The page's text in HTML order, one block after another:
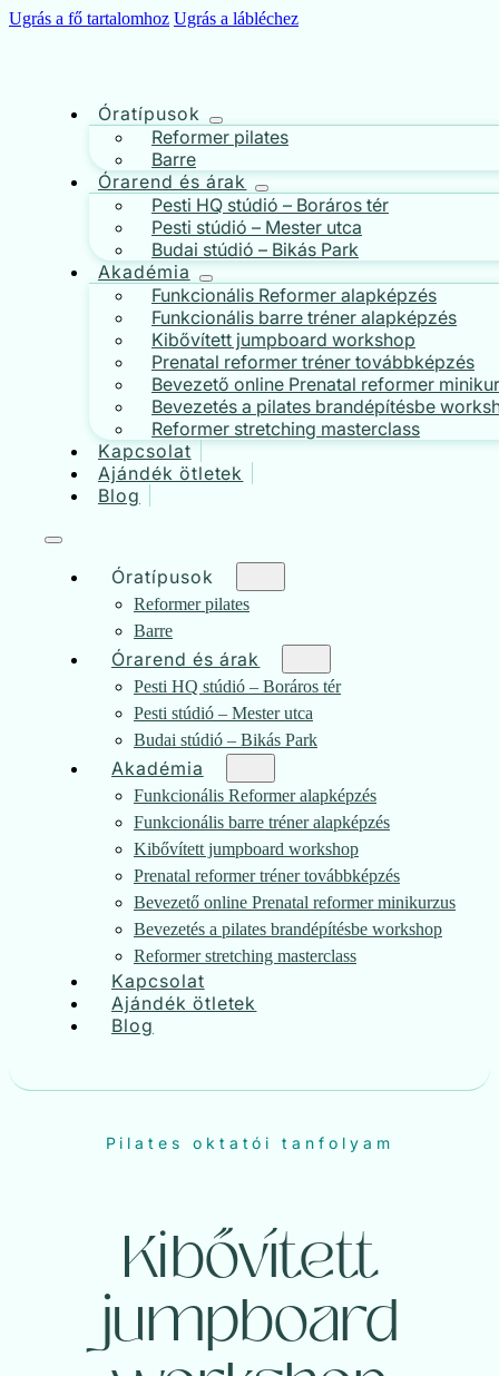
Ugrás a fő tartalomhoz Ugrás a lábléchez
Óratípusok
Reformer pilates
Barre
Órarend és árak
Pesti HQ stúdió – Boráros tér
Pesti stúdió – Mester utca
Budai stúdió – Bikás Park
Akadémia
Funkcionális Reformer alapképzés
Funkcionális barre tréner alapképzés
Kibővített jumpboard workshop
Prenatal reformer tréner továbbképzés
Bevezető online Prenatal reformer
Bevezetés a pilates brandépítésbe
Reformer stretching masterclass
Kapcsolat
Ajándék ötletek
Blog
Óratípusok
Reformer pilates
Barre
Órarend és árak
Pesti HQ stúdió – Boráros tér
Pesti stúdió – Mester utca
Budai stúdió – Bikás Park
Akadémia
Funkcionális Reformer alapképzés
Funkcionális barre tréner alapképzés
Kibővített jumpboard workshop
Prenatal reformer tréner továbbképzés
Bevezető online Prenatal reformer minikurzus
Bevezetés a pilates brandépítésbe workshop
Reformer stretching masterclass
Kapcsolat
Ajándék ötletek
Blog
Pilates oktatói tanfolyam
Kibővített
jumpboard